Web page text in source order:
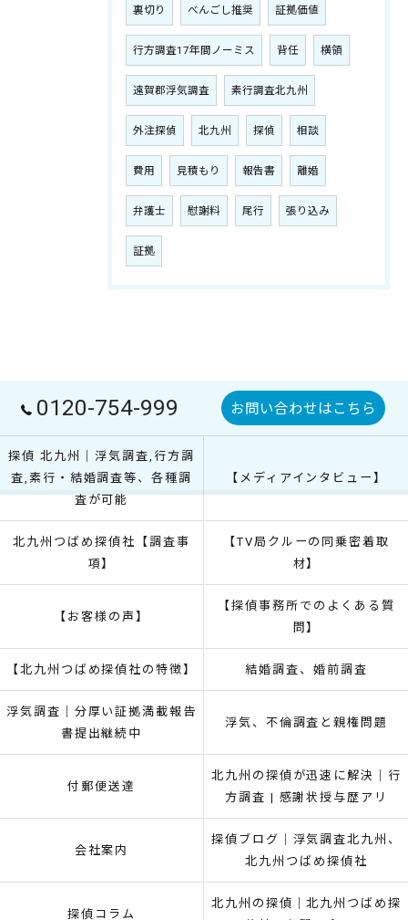
裏切り べんごし推奨 証拠価値
行方調査17年間ノーミス 背任 横領
遠賀郡浮気調査 素行調査北九州
外注探偵 北九州 探偵 相談
費用 見積もり 報告書 離婚
弁護士 慰謝料 尾行 張り込み
証拠
0120-754-999 お問い合わせはこちら
探偵 北九州｜浮気調査,行方調
査,素行・結婚調査等、各種調
査が可能
【メディアインタビュー】
北九州つばめ探偵社【調査事
項】
【TV局クルーの同乗密着取
材】
【お客様の声】
【探偵事務所でのよくある質
問】
【北九州つばめ探偵社の特徴】 結婚調査、婚前調査
浮気調査｜分厚い証拠満載報告
書提出継続中
浮気、不倫調査と親権問題
付郵便送達
北九州の探偵が迅速に解決｜行
方調査 | 感謝状授与歴アリ
会社案内
探偵ブログ｜浮気調査北九州、
北九州つばめ探偵社
探偵コラム
北九州の探偵｜北九州つばめ探